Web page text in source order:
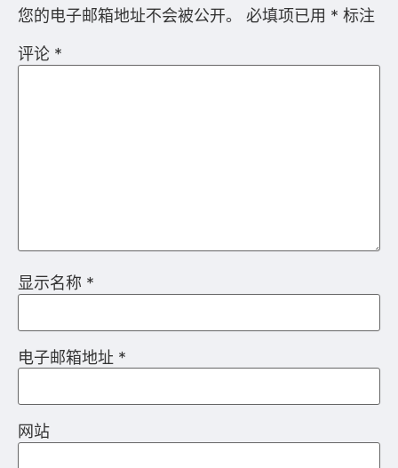
您的电子邮箱地址不会被公开。 必填项已用 * 标注
评论 *
显示名称 *
电子邮箱地址 *
网站